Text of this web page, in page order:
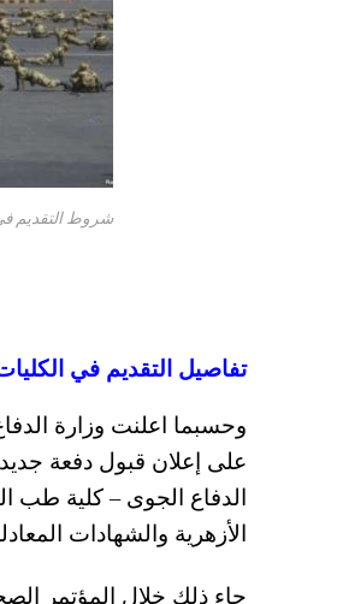
شروط التقديم في الكليات العسكرية 2024 ومواعيد
تفاصيل التقديم في الكليات العسكرية 2024-2025
وحسبما اعلنت وزارة
على إعلان قبول دفعة
الدفاع الجوى – كلية طب
الأزهرية والشهادات
جاء ذلك خلال المؤتمر